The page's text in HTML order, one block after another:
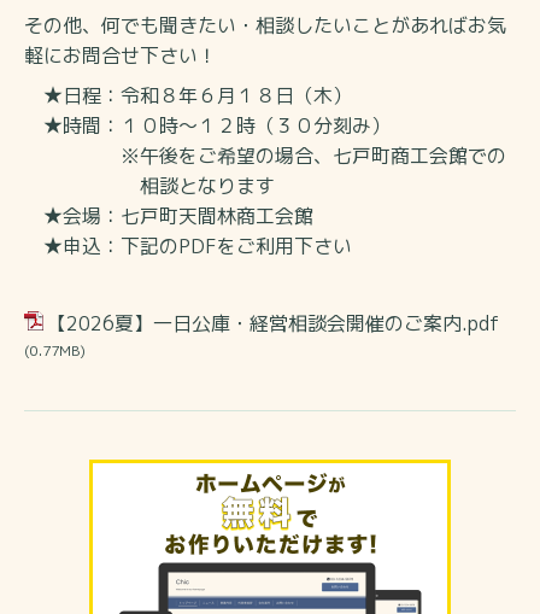
その他、何でも聞きたい・相談したいことがあればお気
軽にお問合せ下さい！
★日程：令和８年６月１８日（木）
★時間：１０時～１２時（３０分刻み）
※午後をご希望の場合、 七戸町商工会館での
相談となります
★会場：七戸町天間林商工会館
★申込：下記のPDFをご利用下さい
【2026夏】一日公庫・経営相談会開催のご案内.pdf
(0.77MB)